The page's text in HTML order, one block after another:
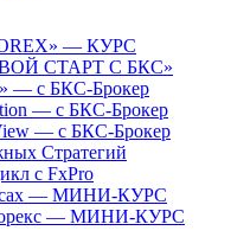
— КУРС
СТАРТ С БКС»
— с БКС-Брокер
— с БКС-Брокер
— с БКС-Брокер
Стратегий
с FxPro
— МИНИ-КУРС
— МИНИ-КУРС